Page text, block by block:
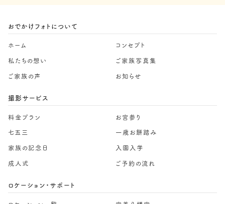
おでかけフォトについて
ホーム コンセプト
私たちの想い ご家族写真集
ご家族の声 お知らせ
撮影サービス
料金プラン お宮参り
七五三 一歳お餅踏み
家族の記念日 入園入学
成人式 ご予約の流れ
ロケーション・サポート